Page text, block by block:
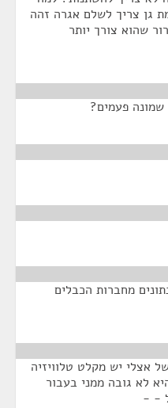
גן צריך לשלם אגרה זהה
שהוא צורך יותר
פעמים?
מחברות הכבלים
אצלי יש מקלט טלוויזיה
לא גובה ממני בעבור
- -